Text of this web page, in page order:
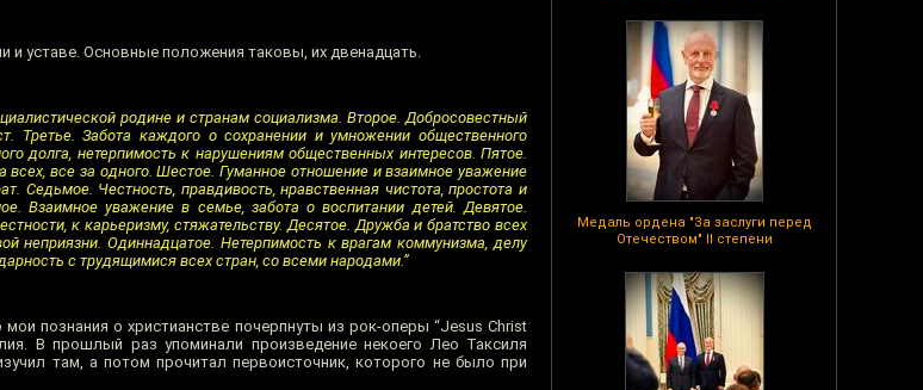
Медаль ордена "За заслуги перед
Отечеством" II степени
и уставе. Основные положения таковы, их двенадцать.
родине и странам социализма. Второе. Добросовестный
Третье. Забота каждого о сохранении и умножении общественного
долга, нетерпимость к нарушениям общественных интересов. Пятое.
все за одного. Шестое. Гуманное отношение и взаимное уважение
Седьмое. Честность, правдивость, нравственная чистота, простота и
Взаимное уважение в семье, забота о воспитании детей. Девятое.
к карьеризму, стяжательству. Десятое. Дружба и братство всех
неприязни. Одиннадцатое. Нетерпимость к врагам коммунизма, делу
с трудящимися всех стран, со всеми народами.”
познания о христианстве почерпнуты из рок-оперы “Jesus Christ
В прошлый раз упоминали произведение некоего Лео Таксиля
там, а потом прочитал первоисточник, которого не было при